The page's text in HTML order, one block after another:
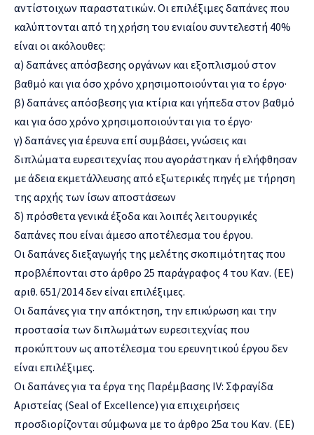
αντίστοιχων παραστατικών. Οι επιλέξιμες δαπάνες που
καλύπτονται από τη χρήση του ενιαίου συντελεστή 40%
είναι οι ακόλουθες:
α) δαπάνες απόσβεσης οργάνων και εξοπλισμού στον
βαθμό και για όσο χρόνο χρησιμοποιούνται για το έργο·
β) δαπάνες απόσβεσης για κτίρια και γήπεδα στον βαθμό
και για όσο χρόνο χρησιμοποιούνται για το έργο·
γ) δαπάνες για έρευνα επί συμβάσει, γνώσεις και
διπλώματα ευρεσιτεχνίας που αγοράστηκαν ή ελήφθησαν
με άδεια εκμετάλλευσης από εξωτερικές πηγές με τήρηση
της αρχής των ίσων αποστάσεων
δ) πρόσθετα γενικά έξοδα και λοιπές λειτουργικές
δαπάνες που είναι άμεσο αποτέλεσμα του έργου.
Οι δαπάνες διεξαγωγής της μελέτης σκοπιμότητας που
προβλέπονται στο άρθρο 25 παράγραφος 4 του Καν. (ΕΕ)
αριθ. 651/2014 δεν είναι επιλέξιμες.
Οι δαπάνες για την απόκτηση, την επικύρωση και την
προστασία των διπλωμάτων ευρεσιτεχνίας που
προκύπτουν ως αποτέλεσμα του ερευνητικού έργου δεν
είναι επιλέξιμες.
Οι δαπάνες για τα έργα της Παρέμβασης IV: Σφραγίδα
Αριστείας (Seal of Excellence) για επιχειρήσεις
προσδιορίζονται σύμφωνα με το άρθρο 25α του Καν. (ΕΕ)